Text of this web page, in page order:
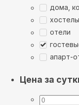
дома,
хостелы
отели
апарт-
Цена за